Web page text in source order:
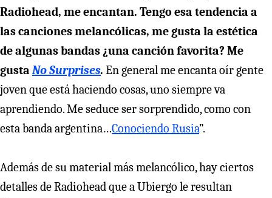
Radiohead, me encantan. Tengo esa tendencia a
las canciones melancólicas, me gusta la estética
de algunas bandas ¿una canción favorita? Me
gusta No Surprises. En general me encanta oír gente
joven que está haciendo cosas, uno siempre va
aprendiendo. Me seduce ser sorprendido, como con
esta banda argentina…Conociendo Rusia”.
Además de su material más melancólico, hay ciertos
detalles de Radiohead que a Ubiergo le resultan